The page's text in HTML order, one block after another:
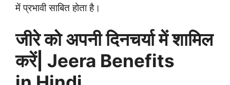
में प्रभावी साबित होता है।
जीरे को अपनी दिनचर्या में शामिल
करें| Jeera Benefits